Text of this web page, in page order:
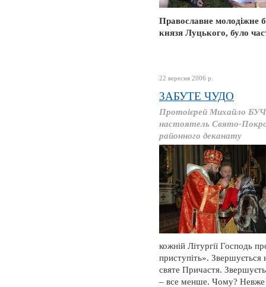
Православне молодіжне
князя Луцького, було
22 вересня 2006 р.
ЗАБУТЕ ЧУДО
Протоієрей Михайло
настоятель Свято-
районного деканату
кожній Літургії Господь
приступіть». Звершується
святе Причастя.
– все менше. Чому? Невже